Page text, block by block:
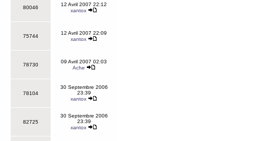
80046
12 Avril 2007 22:12
xantox
75744
12 Avril 2007 22:09
xantox
78730
09 Avril 2007 02:03
Ache
78104
30 Septembre 2006
23:39
xantox
82725
30 Septembre 2006
23:39
xantox